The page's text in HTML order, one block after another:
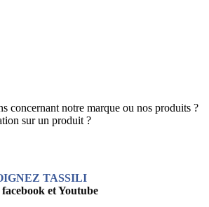
concernant notre marque ou nos produits ?
sur un produit ?
TASSILI
et Youtube